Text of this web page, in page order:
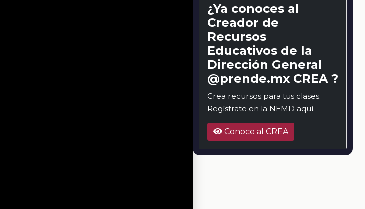
¿Ya conoces al
Creador de
Recursos
Educativos de la
Dirección General
@prende.mx CREA ?
Crea recursos para tus clases.
Regístrate en la NEMD aquí.
Conoce al CREA